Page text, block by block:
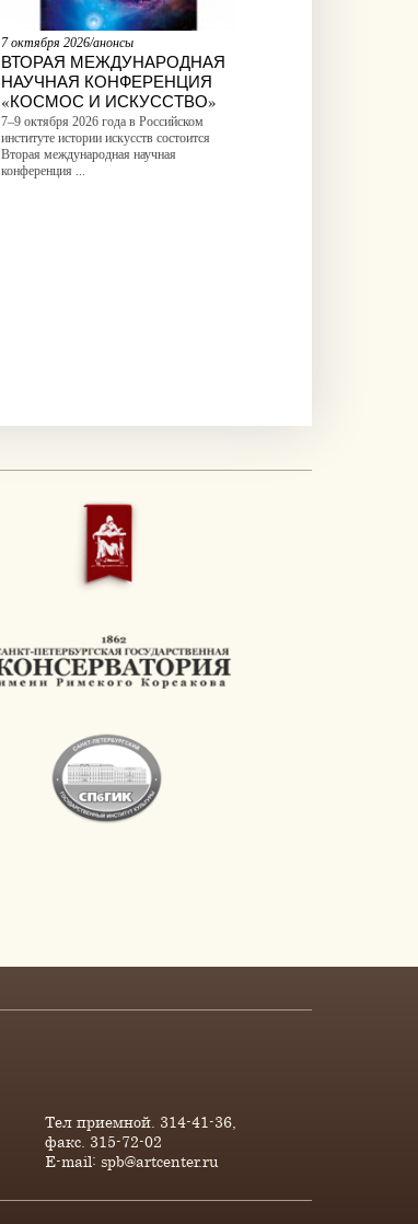
7 октября 2026/анонсы
ВТОРАЯ МЕЖДУНАРОДНАЯ
НАУЧНАЯ КОНФЕРЕНЦИЯ
«КОСМОС И ИСКУССТВО»
7–9 октября 2026 года в Российском
институте истории искусств состоится
Вторая международная научная
конференция ...
Тел приемной. 314-41-36,
факс. 315-72-02
E-mail: spb@artcenter.ru